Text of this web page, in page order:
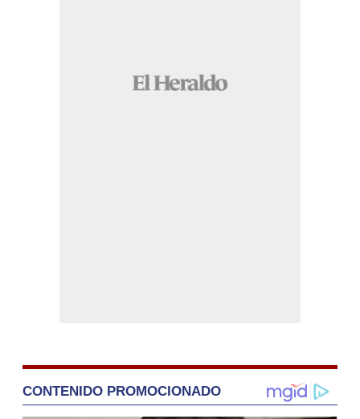
CONTENIDO PROMOCIONADO